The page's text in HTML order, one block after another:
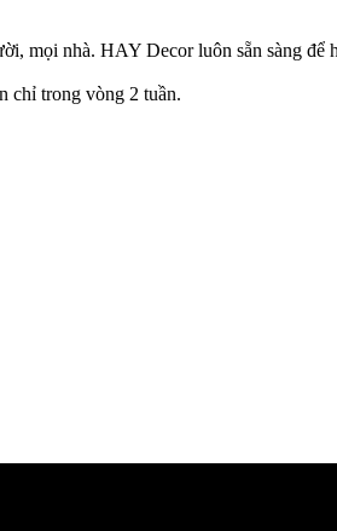
mọi nhà. HAY Decor luôn sẵn sàng để
chỉ trong vòng 2 tuần.